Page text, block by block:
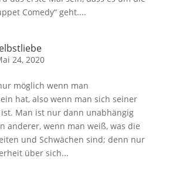
Comedy“ geht....
24, 2020
möglich wenn man
hat, also wenn man sich seiner
Man ist nur dann unabhängig
anderer, wenn man weiß, was die
und Schwächen sind; denn nur
über sich...